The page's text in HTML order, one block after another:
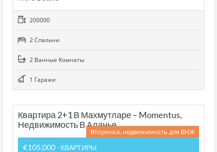
200000
2 Cпальни
2 Bанные Kомнаты
1 Гаражи
Квартира 2+1 В Махмутларе – Momentus,
Недвижимость В Аланье
Вторичка, недвижимость для ВНЖ
€105,000 - КВАРТИРЫ